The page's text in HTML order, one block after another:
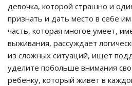
девочка, которой страшно и
признать и дать место в себе
часть, которая многое умеет,
выживания, рассуждает
из сложных ситуаций, ищет
уделите побольше внимания
ребёнку, который живёт в